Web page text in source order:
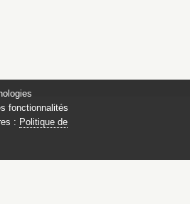
fonctionnalités
: Politique de